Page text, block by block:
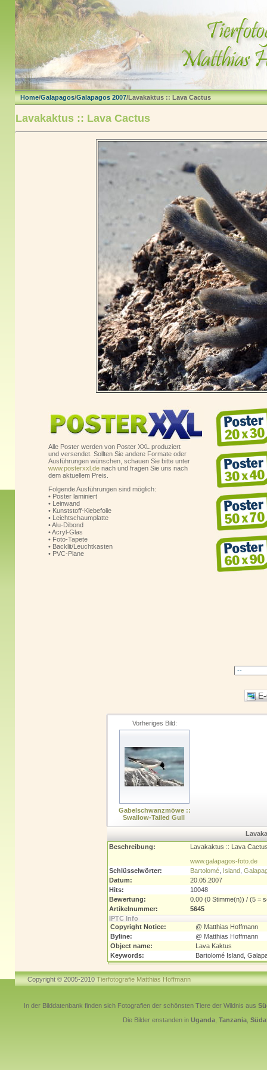
Home/Galapagos/Galapagos 2007/Lavakaktus :: Lava Cactus
Lavakaktus :: Lava Cactus
Alle Poster werden von Poster XXL produziert
und versendet. Sollten Sie andere Formate oder
Ausführungen wünschen, schauen Sie bitte unter
www.posterxxl.de nach und fragen Sie uns nach
dem aktuellem Preis.
Folgende Ausführungen sind möglich:
• Poster laminiert
• Leinwand
• Kunststoff-Klebefolie
• Leichtschaumplatte
• Alu-Dibond
• Acryl-Glas
• Foto-Tapete
• Backlit/Leuchtkasten
• PVC-Plane
Vorheriges Bild:
Gabelschwanzmöwe ::
Swallow-Tailed Gull
Beschreibung:
Lavakaktus :: Lava
www.galapagos-foto.de
Schlüsselwörter:
Bartolomé Island
Datum:
20.05.2007
Hits:
10048
Bewertung:
0.00 (0 Stimme(n)) / (5 =
Artikelnummer:
5645
IPTC Info
Copyright Notice:
@ Matthias Hoffmann
Byline:
@ Matthias Hoffmann
Object name:
Lava Kaktus
Keywords:
Bartolomé Island,
Copyright © 2005-2010Tierfotografie Matthias Hoffmann
In der Bilddatenbank finden sich Fotografien der schönsten Tiere der Wildnis aus
Die Bilder enstanden in Uganda Tanzania